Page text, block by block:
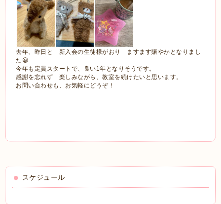
去年、昨日と 新入会の生徒様がおり ますます賑やかとなりまし
た😃
今年も定員スタートで、良い1年となりそうです。
感謝を忘れず 楽しみながら、教室を続けたいと思います。
お問い合わせも、お気軽にどうぞ！
スケジュール